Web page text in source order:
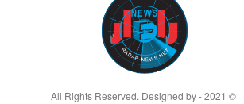
© 2021 - All Rights Reserved. Designed by